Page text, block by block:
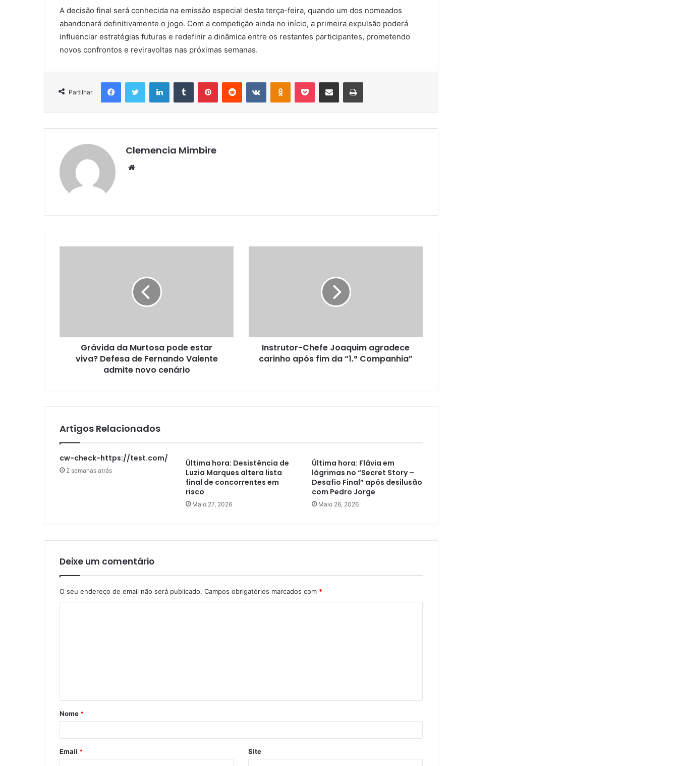
A decisão final será conhecida na emissão especial desta terça-feira, quando um dos nomeados
abandonará definitivamente o jogo. Com a competição ainda no início, a primeira expulsão poderá
influenciar estratégias futuras e redefinir a dinâmica entre os restantes participantes, prometendo
novos confrontos e reviravoltas nas próximas semanas.
Partilhar
FacebookTwitter LinkedInTumblr PinterestReddit VKontakteOdnoklassniki
Pocket Partilhar Via Email Imprimir
Clemencia Mimbire
Website
Grávida da Murtosa pode estar
viva? Defesa de Fernando Valente
admite novo cenário
Instrutor-Chefe Joaquim agradece
carinho após fim da “1.ª Companhia”
Artigos Relacionados
cw-check-https://test.com/
2 semanas atrás
Última hora: Desistência de
Luzia Marques altera lista
final de concorrentes em
risco
Maio 27, 2026
Última hora: Flávia em
lágrimas no “Secret Story –
Desafio Final” após desilusão
com Pedro Jorge
Maio 26, 2026
Deixe um comentário
O seu endereço de email não será publicado. Campos obrigatórios marcados com *
á
r
*
Nome *
Email * Site